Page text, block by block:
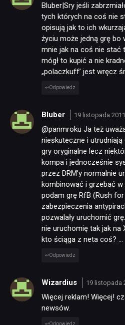
Bluber|Sry jeśli
tych których na coś nie
opisują jak to ich
życiu może jedną grę bo
mnie jak na coś nie stać
mógł to kupić a nie
„polaczkuff’ jest wręcz
Odpowiedz
Bluber 19 listopada
@panmroku Ja też
nieskuteczne i
gry oryginalne lecz
kompa i jednocześnie
przez DRM’y normalnie
kombinować i grzebać w
podam grę RfB (Rush
zabezpieczenia
pozwalały uruchomić
nie uruchomię tak jak na
kto ściąga z neta coś? …
Odpowiedz
Wizardius 19 listopada
Więcej reklam! Więcej!
newsów.
Odpowiedz